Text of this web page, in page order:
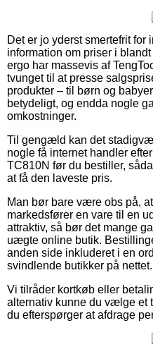
Det er jo yderst smertefrit for
information om priser i
ergo har massevis af
tvunget til at presse
produkter – til børn og
betydeligt, og endda nogle
omkostninger.
Til gengæld kan det
nogle få internet handler
TC810N før du bestiller,
at få den laveste pris.
Man bør bare være obs på,
markedsfører en vare til en
attraktiv, så bør det mange
uægte online butik.
anden side inkluderet i en
svindlende butikker på nettet.
Vi tilråder kortkøb eller
alternativ kunne du vælge et
du efterspørger at afdrage